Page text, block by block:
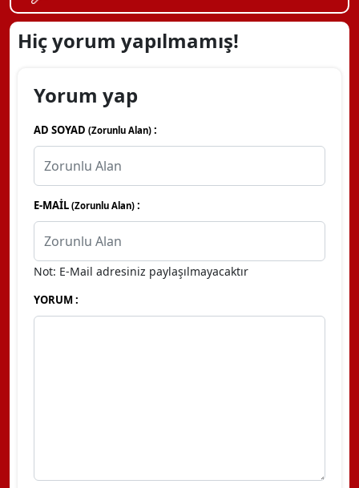
Hiç yorum yapılmamış!
Yorum yap
AD SOYAD (Zorunlu Alan) :
E-MAİL (Zorunlu Alan) :
Not: E-Mail adresiniz paylaşılmayacaktır
YORUM :